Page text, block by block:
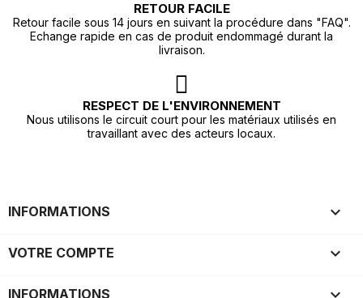
RETOUR FACILE
Retour facile sous 14 jours en suivant la procédure dans "FAQ".
Echange rapide en cas de produit endommagé durant la
livraison.
RESPECT DE L'ENVIRONNEMENT
Nous utilisons le circuit court pour les matériaux utilisés en
travaillant avec des acteurs locaux.
INFORMATIONS 
VOTRE COMPTE 
INFORMATIONS